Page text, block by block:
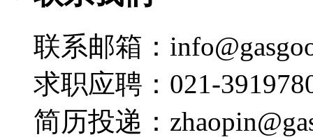
联系邮箱：
求职应聘：021-
简历投递：